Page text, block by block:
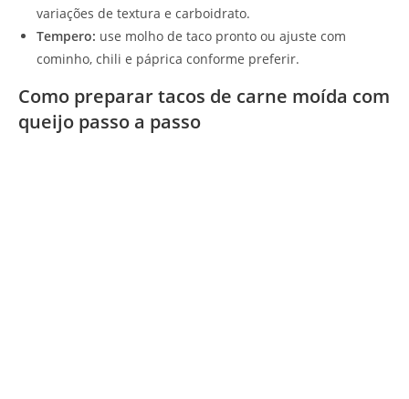
variações de textura e carboidrato.
Tempero: use molho de taco pronto ou ajuste com
cominho, chili e páprica conforme preferir.
Como preparar tacos de carne moída com
queijo passo a passo